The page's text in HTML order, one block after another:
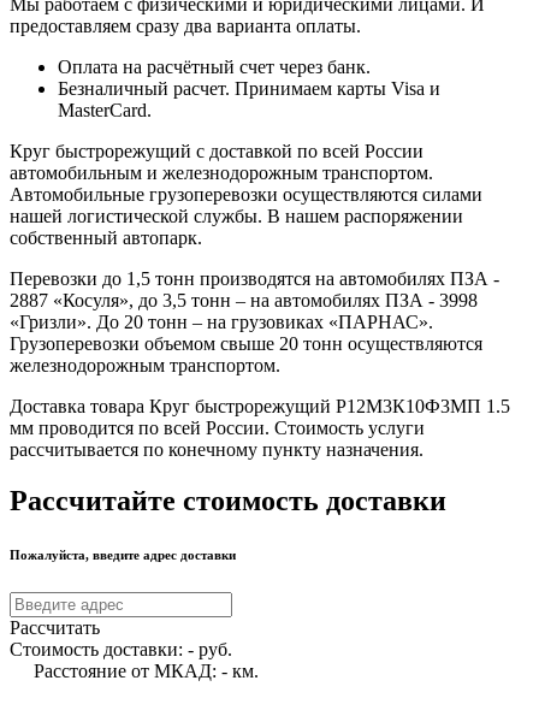
предоставляем сразу два варианта оплаты.
Оплата на расчётный счет через банк.
Безналичный расчет. Принимаем карты Visa и
MasterCard.
Круг быстрорежущий с доставкой по всей России
автомобильным и железнодорожным транспортом.
Автомобильные грузоперевозки осуществляются силами
нашей логистической службы. В нашем распоряжении
собственный автопарк.
Перевозки до 1,5 тонн производятся на автомобилях ПЗА -
2887 «Косуля», до 3,5 тонн – на автомобилях ПЗА - 3998
«Гризли». До 20 тонн – на грузовиках «ПАРНАС».
Грузоперевозки объемом свыше 20 тонн осуществляются
железнодорожным транспортом.
Доставка товара Круг быстрорежущий Р12М3К10Ф3МП 1.5
мм проводится по всей России. Стоимость услуги
рассчитывается по конечному пункту назначения.
Рассчитайте стоимость доставки
Пожалуйста, введите адрес доставки
Рассчитать
Стоимость доставки: - руб.
Расстояние от МКАД: - км.